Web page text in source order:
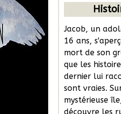
Jacob, un
16 ans,
mort de son
que les
dernier lui
sont vraies.
mystérieuse
découvre les